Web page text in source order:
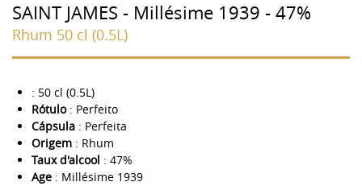
SAINT JAMES - Millésime 1939 - 47%
Rhum 50 cl (0.5L)
: 50 cl (0.5L)
Rótulo: Perfeito
Cápsula : Perfeita
Origem : Rhum
Taux d'alcool : 47%
Age : Millésime 1939